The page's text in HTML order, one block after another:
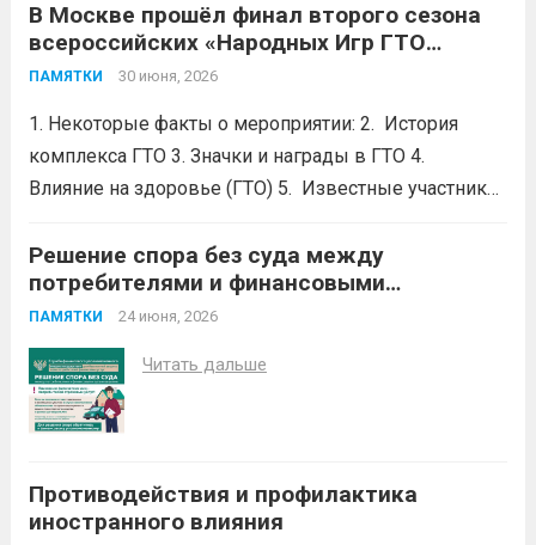
негосударственный пенсионный фонд
(НПФ) или из одного НПФ в другой,
направьте бесплатное обращение
финансовому уполномоченному.
Финансовый уполномоченный поможет
Вам вернуть...
В Москве прошёл финал второго сезона
всероссийских «Народных Игр ГТО
Спортлото».
ПАМЯТКИ 30 июня, 2026
1. Некоторые факты о мероприятии: 2. История
комплекса ГТО 3. Значки и награды в ГТО 4.
Влияние на здоровье (ГТО) 5. Известные участники
школьник.Его придумал Владимир Токарев, 15 —
летний школьник из Москвы....Читать дальше
Решение спора без суда между
потребителями и финансовыми
организациями
ПАМЯТКИ 24 июня, 2026
Читать дальше
Противодействия и профилактика
иностранного влияния